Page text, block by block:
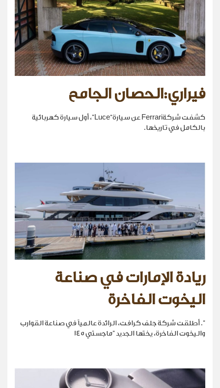
فيراري:الحصان الجامح
كشفت شركةFerrari عن سيارة“Luce”، أول سيارة كهربائية
بالكامل في تاريخها.
ريادة الإمارات في صناعة
اليخوت الفاخرة
". أطلقت شركة جلف كرافت، الرائدة عالمياً في صناعة القوارب
واليخوت الفاخرة، يختها الجديد "ماجستي 145